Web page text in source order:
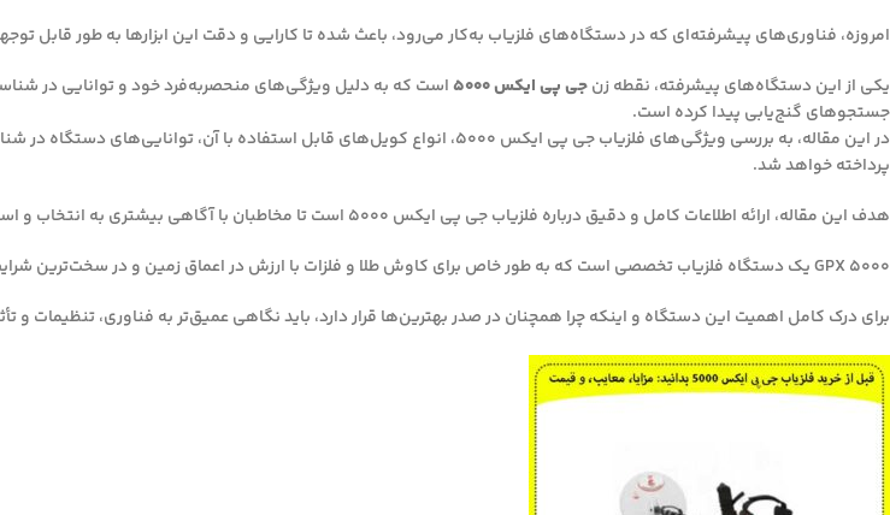
امروزه، فناوری‌های پیشرفته‌ای که در دستگاه‌های فلزیاب به‌کار می‌رود، باعث شده تا کارایی و دقت این ابزارها به طور قابل
یکی از این دستگاه‌های پیشرفته، نقطه زنجی پی ایکس ۵۰۰۰
است که به دلیل ویژگی‌های منحصربه‌فرد خود و توانایی در
جستجوهای گنج‌یابی پیدا کرده است.
در این مقاله، به بررسی ویژگی‌های فلزیاب جی پی ایکس ۵۰۰۰، انواع کویل‌های قابل
پرداخته خواهد شد.
هدف این مقاله، ارائه اطلاعات کامل و دقیق درباره فلزیاب جی پی ایکس ۵۰۰۰ است تا مخاطبان با آگاهی بیشتری به انتخاب و استفاده از این دستگاه بپردازند.
GPX 5000 یک دستگاه فلزیاب تخصصی است که به طور خاص برای کاوش طلا و فلزات با ارزش در اعماق زمین و در سخت‌ترین شرایط خاک طراحی شده است.
برای درک کامل اهمیت این دستگاه و اینکه چرا همچنان در صدر بهترین‌ها قرار دارد، باید نگاهی عمیق‌تر به فناوری، تنظیمات و